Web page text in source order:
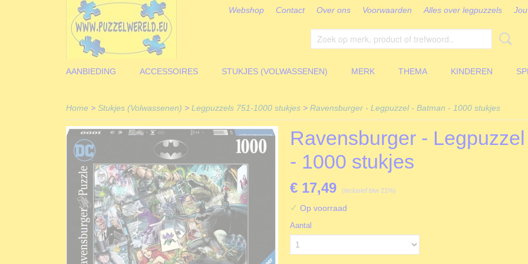
Webshop Contact Over ons Voorwaarden Alles over legpuzzels
AANBIEDING ACCESSOIRES STUKJES (VOLWASSENEN) MERK THEMA KINDEREN
Home > Stukjes (Volwassenen) > Legpuzzels 751-1000 stukjes > Ravensburger - Legpuzzel - Batman - 1000 stukjes
Ravensburger -
- 1000 stukjes
€ 17,49 (inclusief btw 21%)
✓ Op voorraad
Aantal